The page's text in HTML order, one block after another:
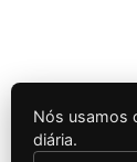
Nós usamos
diária.